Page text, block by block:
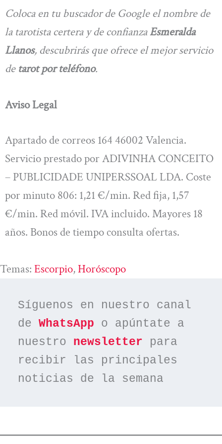
Coloca en tu buscador de Google el nombre de
la tarotista certera y de confianzaEsmeralda
Llanos, descubrirás que ofrece el mejor servicio
de tarot por teléfono.
Aviso Legal
Apartado de correos 164 46002 Valencia.
Servicio prestado por ADIVINHA CONCEITO
– PUBLICIDADE UNIPERSSOAL LDA. Coste
por minuto 806: 1,21 €/min. Red fija, 1,57
€/min. Red móvil. IVA incluido. Mayores 18
años. Bonos de tiempo consulta ofertas.
Temas: Escorpio, Horóscopo
Síguenos en nuestro canal
de WhatsApp o apúntate a
nuestro newsletter para
recibir las principales
noticias de la semana